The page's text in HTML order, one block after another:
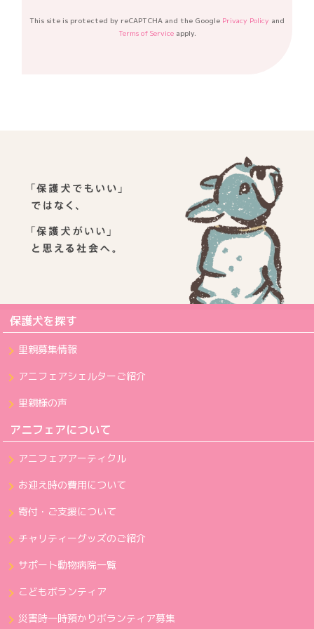
This site is protected by reCAPTCHA and the Google Privacy Policy and
Terms of Serviceapply.
保護犬を探す
里親募集情報
アニフェアシェルターご紹介
里親様の声
アニフェアについて
アニフェアアーティクル
お迎え時の費用について
寄付・ご支援について
チャリティーグッズのご紹介
サポート動物病院一覧
こどもボランティア
災害時一時預かりボランティア募集